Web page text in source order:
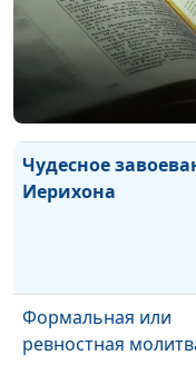
Служение Иоанна
Крестителя
Чудесное
Иерихона
Формальная или
ревностная